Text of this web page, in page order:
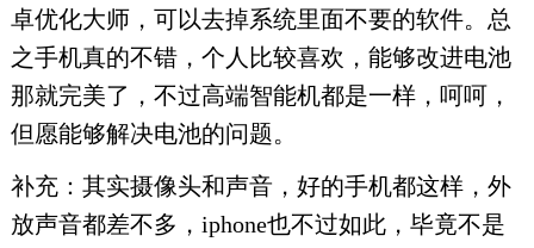
卓优化大师，可以去掉系统里面不要的软件。总
之手机真的不错，个人比较喜欢，能够改进电池
那就完美了，不过高端智能机都是一样，呵呵，
但愿能够解决电池的问题。
补充：其实摄像头和声音，好的手机都这样，外
放声音都差不多，iphone也不过如此，毕竟不是